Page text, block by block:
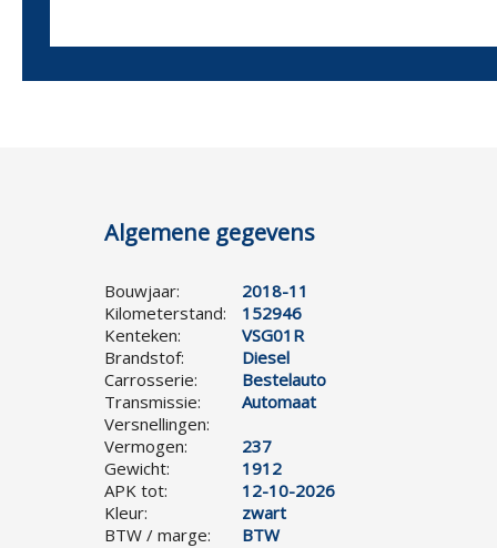
Algemene gegevens
Bouwjaar:
2018-11
Kilometerstand:
152946
Kenteken:
VSG01R
Brandstof:
Diesel
Carrosserie:
Bestelauto
Transmissie:
Automaat
Versnellingen:
Vermogen:
237
Gewicht:
1912
APK tot:
12-10-2026
Kleur:
zwart
BTW / marge:
BTW